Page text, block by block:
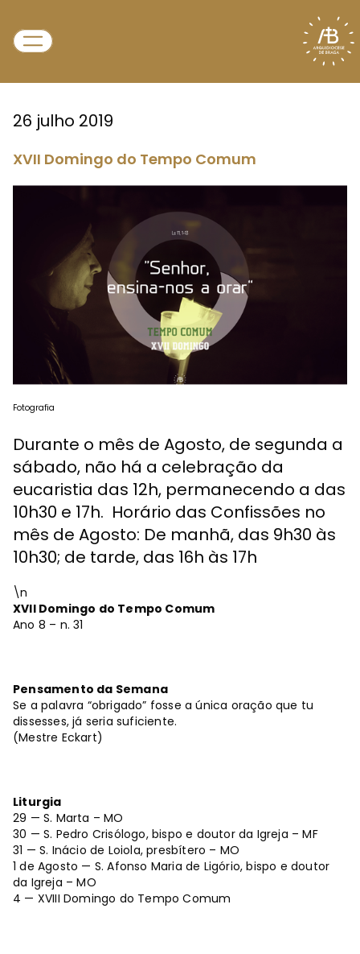
26 julho 2019
XVII Domingo do Tempo Comum
Fotografia
Durante o mês de Agosto, de segunda a
sábado, não há a celebração da
eucaristia das 12h, permanecendo a das
10h30 e 17h. Horário das Confissões no
mês de Agosto: De manhã, das 9h30 às
10h30; de tarde, das 16h às 17h
\n
XVII Domingo do Tempo Comum
Ano 8 – n. 31
Pensamento da Semana
Se a palavra “obrigado” fosse a única oração que tu
dissesses, já seria suficiente.
(Mestre Eckart)
Liturgia
29 — S. Marta – MO
30 — S. Pedro Crisólogo, bispo e doutor da Igreja – MF
31 — S. Inácio de Loiola, presbítero – MO
1 de Agosto — S. Afonso Maria de Ligório, bispo e doutor
da Igreja – MO
4 — XVIII Domingo do Tempo Comum